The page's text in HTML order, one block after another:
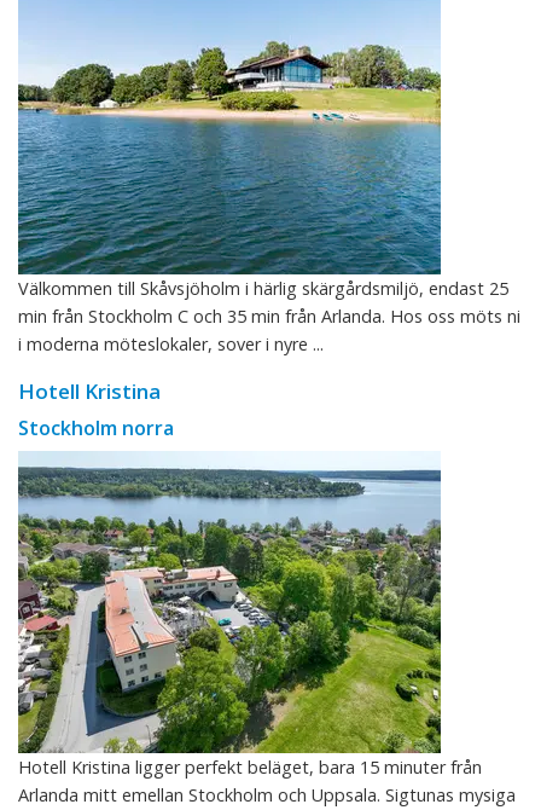
Välkommen till Skåvsjöholm i härlig skärgårdsmiljö, endast 25
min från Stockholm C och 35 min från Arlanda. Hos oss möts ni
i moderna möteslokaler, sover i nyre ...
Hotell Kristina
Stockholm norra
Hotell Kristina ligger perfekt beläget, bara 15 minuter från
Arlanda mitt emellan Stockholm och Uppsala. Sigtunas mysiga